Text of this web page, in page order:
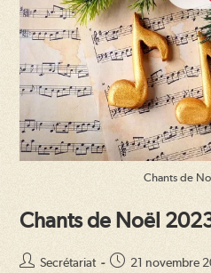
Chants de
Chants de Noël
Auteur/autrice
Secrétariat
Publication
21 novembre